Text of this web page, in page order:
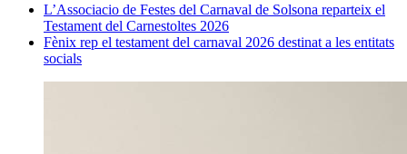
L’Associacio de Festes del Carnaval de Solsona reparteix el
Testament del Carnestoltes 2026
Fènix rep el testament del carnaval 2026 destinat a les entitats
socials